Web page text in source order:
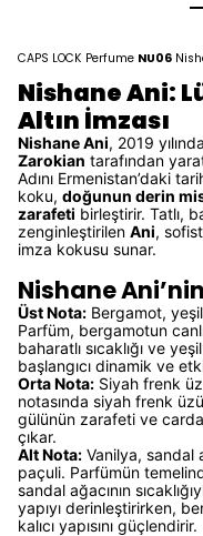
CAPS LOCK Perfume NU06
Nishane Ani:
Altın İmzası
Nishane Ani, 2019
Zarokian tarafından
Adını Ermenistan’daki
koku, doğunun derin
zarafeti birleştirir. Tatlı,
zenginleştirilen Ani,
imza kokusu sunar.
Nishane
Üst Nota: Bergamot,
Parfüm, bergamotun
baharatlı sıcaklığı ve
başlangıcı dinamik ve
Orta Nota: Siyah frenk
notasında siyah frenk
gülünün zarafeti ve
çıkar.
Alt Nota: Vanilya, sandal
paçuli. Parfümün
sandal ağacının
yapıyı derinleştirirken,
kalıcı yapısını güçlendirir.